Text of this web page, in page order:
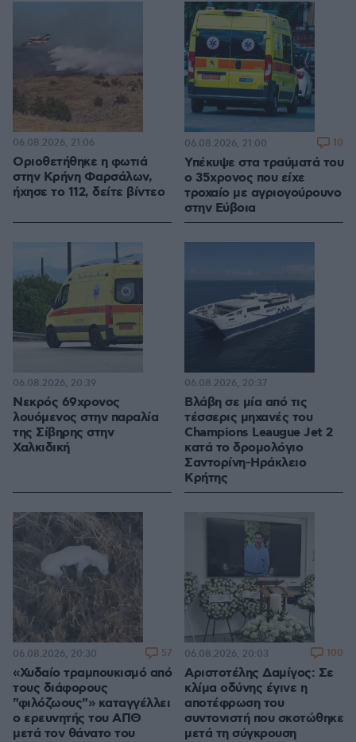
Οριοθετήθηκε η φωτιά
στην Κρήνη Φαρσάλων,
ήχησε το 112, δείτε βίντεο
06.08.2026, 21:06
Υπέκυψε στα τραύματά του
ο 35χρονος που είχε
τροχαίο με αγριογούρουνο
στην Εύβοια
06.08.2026, 21:00 10
Νεκρός 69χρονος
λουόμενος στην παραλία
της Σίβηρης στην
Χαλκιδική
06.08.2026, 20:39
Βλάβη σε μία από τις
τέσσερις μηχανές του
Champions Leaugue Jet 2
κατά το δρομολόγιο
Σαντορίνη-Ηράκλειο
Κρήτης
06.08.2026, 20:37
«Χυδαίο τραμπουκισμό από
τους διάφορους
"φιλόζωους"» καταγγέλλει
ο ερευνητής του ΑΠΘ
μετά τον θάνατο του
06.08.2026, 20:30 57
Αριστοτέλης Δαμίγος: Σε
κλίμα οδύνης έγινε η
αποτέφρωση του
συντονιστή που σκοτώθηκε
μετά τη σύγκρουση
06.08.2026, 20:03 100